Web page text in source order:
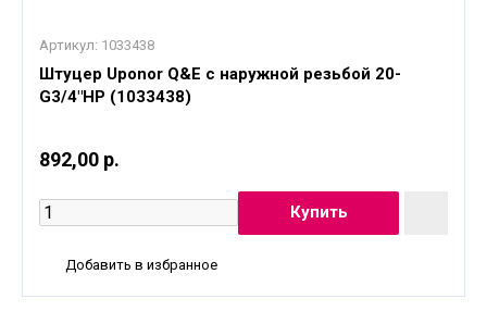
Артикул: 1033438
Штуцер Uponor Q&E с наружной резьбой 20-
G3/4"НР (1033438)
892,00 р.
Добавить в избранное